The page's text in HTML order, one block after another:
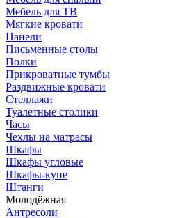
Мебель для ТВ
Мягкие кровати
Панели
Письменные столы
Полки
Прикроватные тумбы
Раздвижные кровати
Стеллажи
Туалетные столики
Часы
Чехлы на матрасы
Шкафы
Шкафы угловые
Шкафы-купе
Штанги
Молодёжная
Антресоли